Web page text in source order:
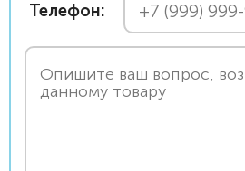
Телефон: